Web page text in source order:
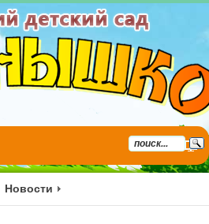
Новости